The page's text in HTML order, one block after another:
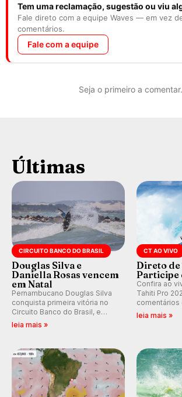
Tem uma reclamação, sugestão ou viu
Fale direto com a equipe Waves — em vez
comentários.
Fale com a equipe
Seja o primeiro a comentar.
Últimas
CIRCUITO BANCO DO BRASIL
Douglas Silva e
Daniella Rosas vencem
em Natal
Pernambucano Douglas Silva
conquista primeira vitória no
Circuito Banco do Brasil, e
peruana Daniella Rosas vence
(RN).
leia mais »
CT AO VIVO
Direto de
Participe
Confira ao
Tahiti Pro
comentários
nosso fórum,
leia mais »